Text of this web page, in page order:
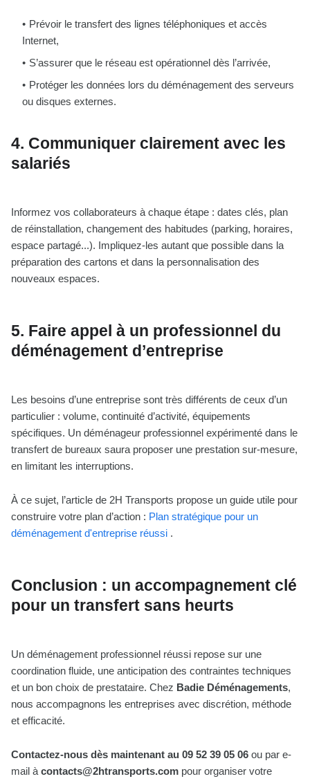
Prévoir le transfert des lignes téléphoniques et accès
Internet,
S’assurer que le réseau est opérationnel dès l’arrivée,
Protéger les données lors du déménagement des serveurs
ou disques externes.
4. Communiquer clairement avec les
salariés
Informez vos collaborateurs à chaque étape : dates clés, plan
de réinstallation, changement des habitudes (parking, horaires,
espace partagé...). Impliquez-les autant que possible dans la
préparation des cartons et dans la personnalisation des
nouveaux espaces.
5. Faire appel à un professionnel du
déménagement d’entreprise
Les besoins d’une entreprise sont très différents de ceux d’un
particulier : volume, continuité d’activité, équipements
spécifiques. Un déménageur professionnel expérimenté dans le
transfert de bureaux saura proposer une prestation sur-mesure,
en limitant les interruptions.
À ce sujet, l’article de 2H Transports propose un guide utile pour
construire votre plan d’action : Plan stratégique pour un
déménagement d'entreprise réussi .
Conclusion : un accompagnement clé
pour un transfert sans heurts
Un déménagement professionnel réussi repose sur une
coordination fluide, une anticipation des contraintes techniques
et un bon choix de prestataire. Chez Badie Déménagements,
nous accompagnons les entreprises avec discrétion, méthode
et efficacité.
Contactez-nous dès maintenant au 09 52 39 05 06 ou par e-
mail à contacts@2htransports.com pour organiser votre